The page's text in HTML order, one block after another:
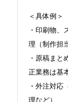
＜具体例＞
・印刷物、
理（制作担
・原稿まと
正業務は基
・外注対応
理など）